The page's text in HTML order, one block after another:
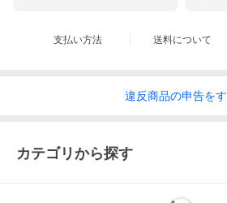
支払い方法 送料について
違反商品の申告を
カテゴリから探す